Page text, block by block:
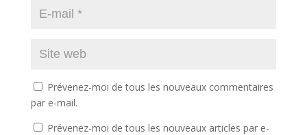
Prévenez-moi de tous les nouveaux commentaires
par e-mail.
Prévenez-moi de tous les nouveaux articles par e-